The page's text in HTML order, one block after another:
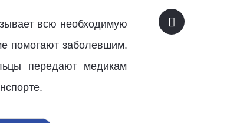
всю необходимую
помогают заболевшим.
передают медикам